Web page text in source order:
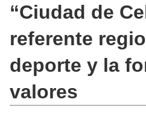
“Ciudad de
referente
deporte y la
valores